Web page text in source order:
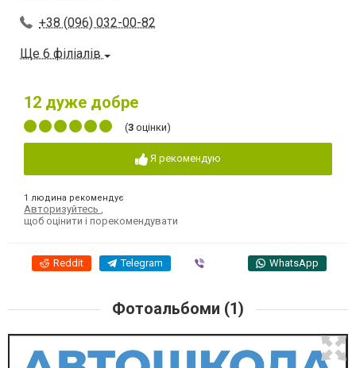
+38 (096) 032-00-82
Ще 6 філіалів
12 дуже добре
(3 оцінки)
Я рекомендую
1 людина рекомендує
Авторизуйтесь
щоб оцінити і порекомендувати
Reddit Telegram WhatsApp
Фотоальбоми (1)